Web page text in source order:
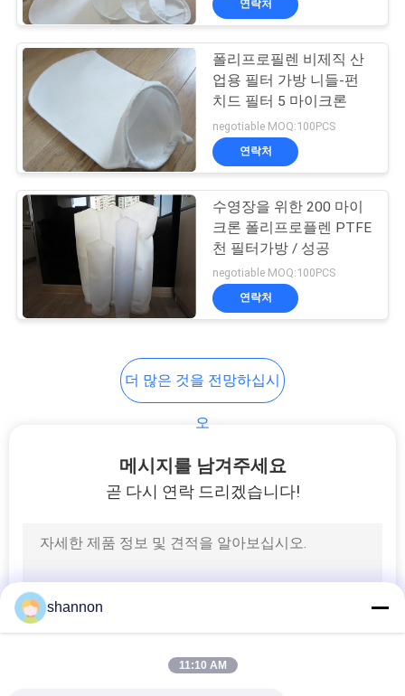
나일론 여과포
P84 필터 직물
PPS 필터 직물
연락처
폴리프로필렌 비제직 산
업용 필터 가방 니들-펀
치드 필터 5 마이크론
negotiable MOQ:100PCS
연락처
수영장을 위한 200 마이
크론 폴리프로플렌 PTFE
천 필터가방 / 성공
negotiable MOQ:100PCS
연락처
더 많은 것을 전망하십시
오
메시지를 남겨주세요
곧 다시 연락 드리겠습니다!
shannon
11:10 AM